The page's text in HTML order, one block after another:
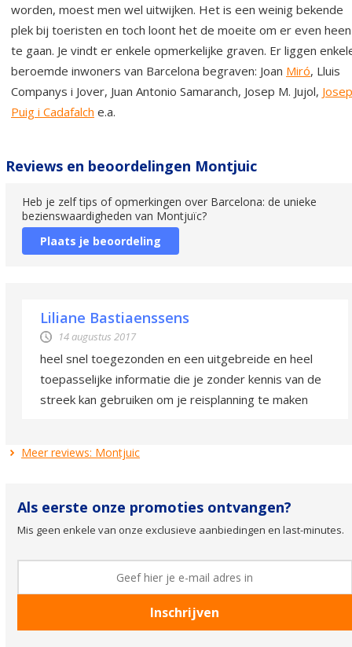
worden, moest men wel uitwijken. Het is een weinig bekende
plek bij toeristen en toch loont het de moeite om er even heen
te gaan. Je vindt er enkele opmerkelijke graven. Er liggen
beroemde inwoners van Barcelona begraven: Joan Miró, Lluis
Companys i Jover, Juan Antonio Samaranch, Josep M. Jujol, Josep
Puig i Cadafalch e.a.
Reviews en beoordelingen Montjuic
Heb je zelf tips of opmerkingen over Barcelona: de unieke
bezienswaardigheden van Montjuïc?
Plaats je beoordeling
Liliane Bastiaenssens
14 augustus 2017
heel snel toegezonden en een uitgebreide en heel
toepasselijke informatie die je zonder kennis van de
streek kan gebruiken om je reisplanning te maken
Meer reviews: Montjuic
Als eerste onze promoties ontvangen?
Mis geen enkele van onze exclusieve aanbiedingen en last-minutes.